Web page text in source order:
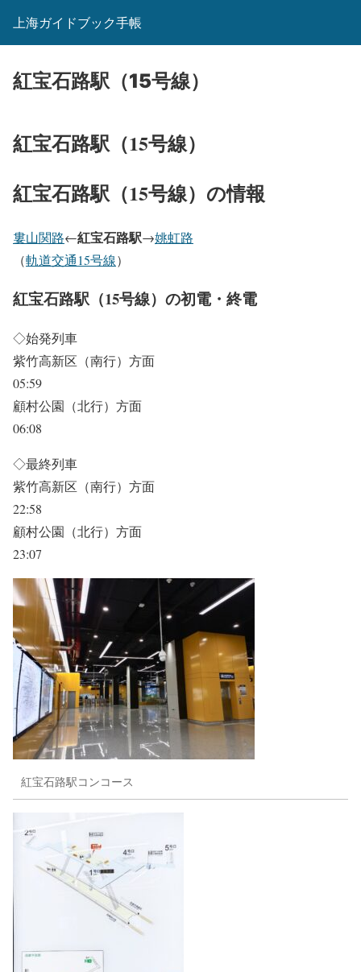
上海ガイドブック手帳
紅宝石路駅（15号線）
紅宝石路駅（15号線）
紅宝石路駅（15号線）の情報
婁山関路←紅宝石路駅→姚虹路
（軌道交通15号線）
紅宝石路駅（15号線）の初電・終電
◇始発列車
紫竹高新区（南行）方面
05:59
顧村公園（北行）方面
06:08
◇最終列車
紫竹高新区（南行）方面
22:58
顧村公園（北行）方面
23:07
紅宝石路駅コンコース